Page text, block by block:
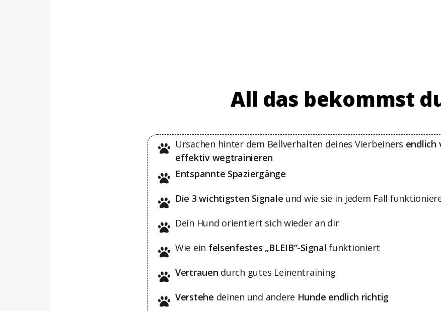
All das bekommst
Ursachen hinter dem Bellverhalten deines Vierbeiners endlich
effektiv wegtrainieren
Entspannte Spaziergänge
Die 3 wichtigsten Signale und wie sie in jedem Fall
Dein Hund orientiert sich wieder an dir
Wie ein felsenfestes „BLEIB“-Signal funktioniert
Vertrauen durch gutes Leinentraining
Verstehe deinen und andere Hunde endlich richtig